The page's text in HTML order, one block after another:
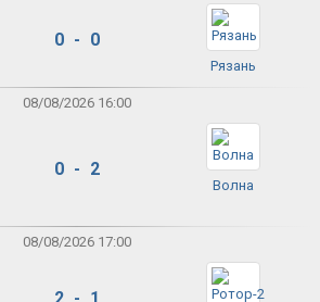
0 - 0
Рязань
08/08/2026 16:00
0 - 2
Волна
08/08/2026 17:00